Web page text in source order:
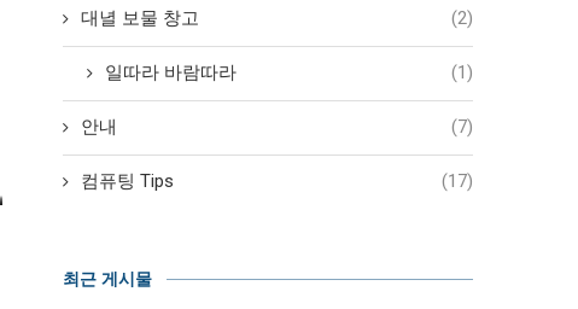
대녈 보물 창고 (2)
일따라 바람따라 (1)
안내 (7)
컴퓨팅 Tips (17)
최근 게시물